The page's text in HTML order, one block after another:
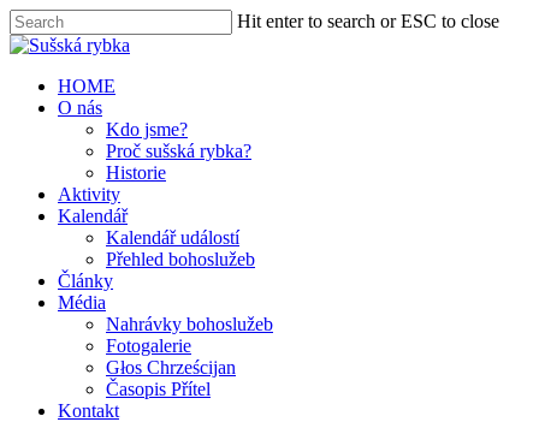
Hit enter to search or ESC to close
HOME
O nás
Kdo jsme?
Proč sušská rybka?
Historie
Aktivity
Kalendář
Kalendář událostí
Přehled bohoslužeb
Články
Média
Nahrávky bohoslužeb
Fotogalerie
Głos Chrześcijan
Časopis Přítel
Kontakt